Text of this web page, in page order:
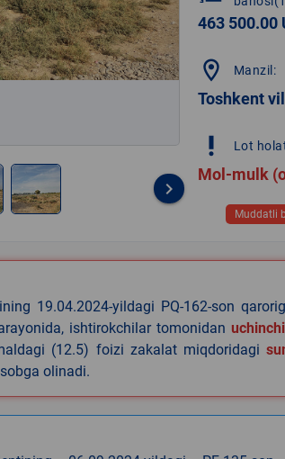
keyboard_arrow_right
463 500.00
location_on Manzil:
Toshkent
priority_high Lot
Mol-mulk
Muddatli
19.04.2024-yildagi PQ-162-son
ishtirokchilar tomonidan
(12.5) foizi zakalat miqdoridagi
olinadi.